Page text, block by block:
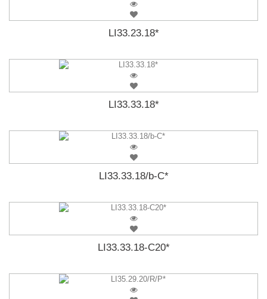
LI33.23.18*
LI33.33.18*
LI33.33.18/b-C*
LI33.33.18-C20*